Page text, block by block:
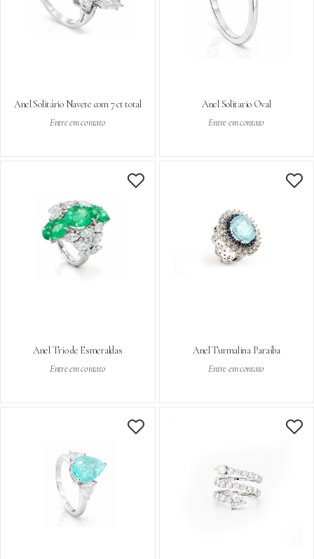
Anel Solitário Navete com 7 ct total
Entre em contato
Anel Solitario Oval
Entre em contato
Anel Trio de Esmeraldas
Entre em contato
Anel Turmalina Paraíba
Entre em contato